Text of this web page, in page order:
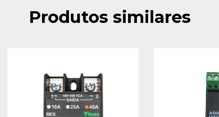
Produtos similares